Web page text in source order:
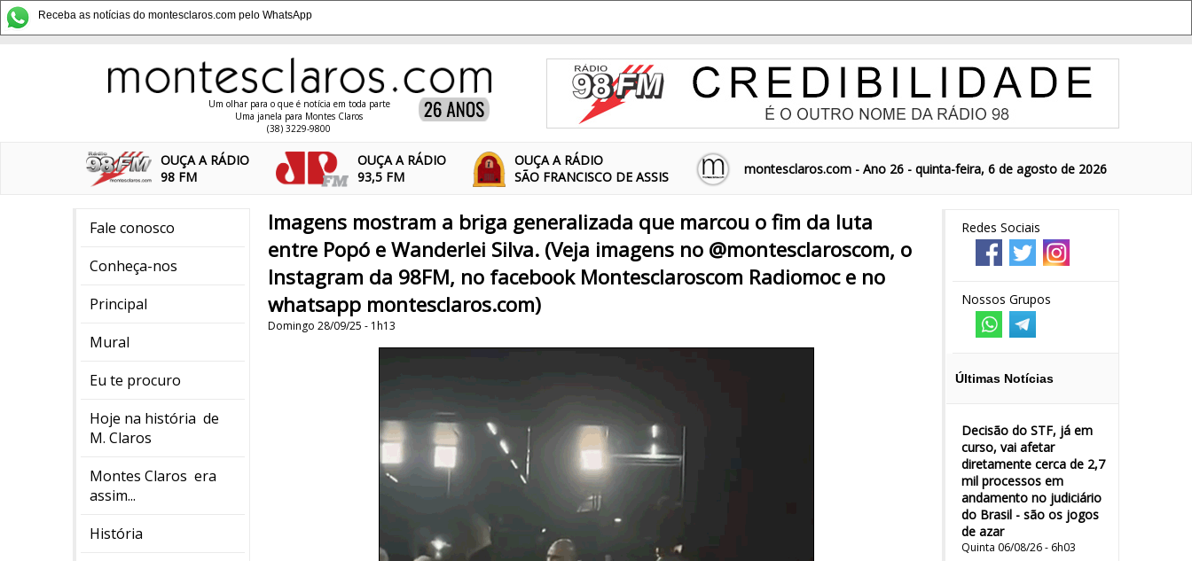
Receba as notícias do montesclaros.com pelo WhatsApp
Um olhar para o que é notícia em toda parte
Uma janela para Montes Claros
(38) 3229-9800
OUÇA A RÁDIO
98 FM
OUÇA A RÁDIO
93,5 FM
OUÇA A RÁDIO
SÃO FRANCISCO DE ASSIS
montesclaros.com - Ano 26 - quinta-feira, 6 de agosto de 2026
Fale conosco
Conheça-nos
Principal
Mural
Eu te procuro
Hoje na história de
M. Claros
Montes Claros era
assim...
História
Redes Sociais
Nossos Grupos
Últimas Notícias
Decisão do STF, já em
curso, vai afetar
diretamente cerca de 2,7
mil processos em
andamento no judiciário
do Brasil - são os jogos
de azar
Quinta 06/08/26 - 6h03
Imagens mostram a briga generalizada que marcou o fim da luta
entre Popó e Wanderlei Silva. (Veja imagens no @montesclaroscom, o
Instagram da 98FM, no facebook Montesclaroscom Radiomoc e no
whatsapp montesclaros.com)
Domingo 28/09/25 - 1h13